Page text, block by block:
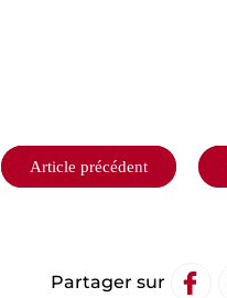
Article précédent
Partager sur